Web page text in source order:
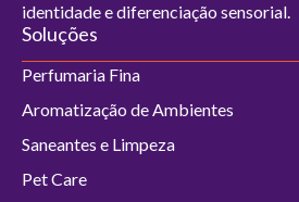
identidade e diferenciação sensorial.
Soluções
Perfumaria Fina
Aromatização de Ambientes
Saneantes e Limpeza
Pet Care